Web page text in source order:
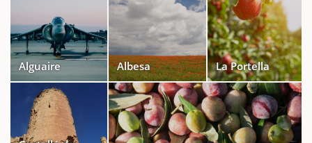
Alguaire Albesa La Portella